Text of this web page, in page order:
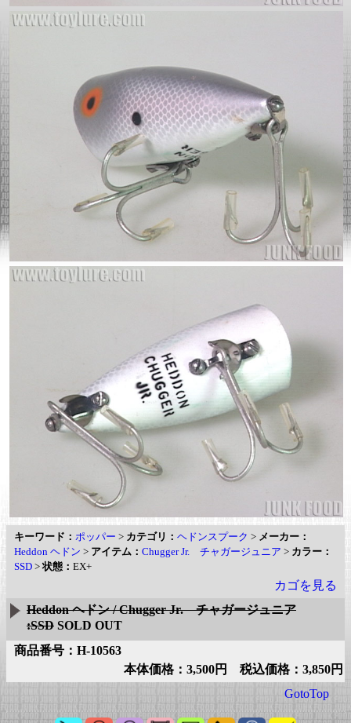
キーワード： ポッパー > カテゴリ： ヘドンスプーク > メーカー：
Heddon ヘドン > アイテム： Chugger Jr. チャガージュニア > カラー：
SSD >状態： EX+
カゴを見る
Heddon ヘドン / Chugger Jr. チャガージュニア
:SSD SOLD OUT
商品番号：H-10563
本体価格：3,500円 税込価格：3,850円
GotoTop